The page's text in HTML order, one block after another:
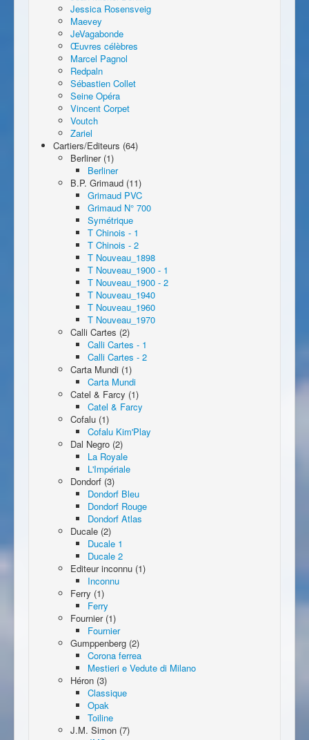
Jessica Rosensveig
Maevey
JeVagabonde
Œuvres célèbres
Marcel Pagnol
Redpaln
Sébastien Collet
Seine Opéra
Vincent Corpet
Voutch
Zariel
Cartiers/Editeurs (64)
Berliner (1)
Berliner
B.P. Grimaud (11)
Grimaud PVC
Grimaud N° 700
Symétrique
T Chinois - 1
T Chinois - 2
T Nouveau_1898
T Nouveau_1900 - 1
T Nouveau_1900 - 2
T Nouveau_1940
T Nouveau_1960
T Nouveau_1970
Calli Cartes (2)
Calli Cartes - 1
Calli Cartes - 2
Carta Mundi (1)
Carta Mundi
Catel & Farcy (1)
Catel & Farcy
Cofalu (1)
Cofalu Kim'Play
Dal Negro (2)
La Royale
L'Impériale
Dondorf (3)
Dondorf Bleu
Dondorf Rouge
Dondorf Atlas
Ducale (2)
Ducale 1
Ducale 2
Editeur inconnu (1)
Inconnu
Ferry (1)
Ferry
Fournier (1)
Fournier
Gumppenberg (2)
Corona ferrea
Mestieri e Vedute di Milano
Héron (3)
Classique
Opak
Toiline
J.M. Simon (7)